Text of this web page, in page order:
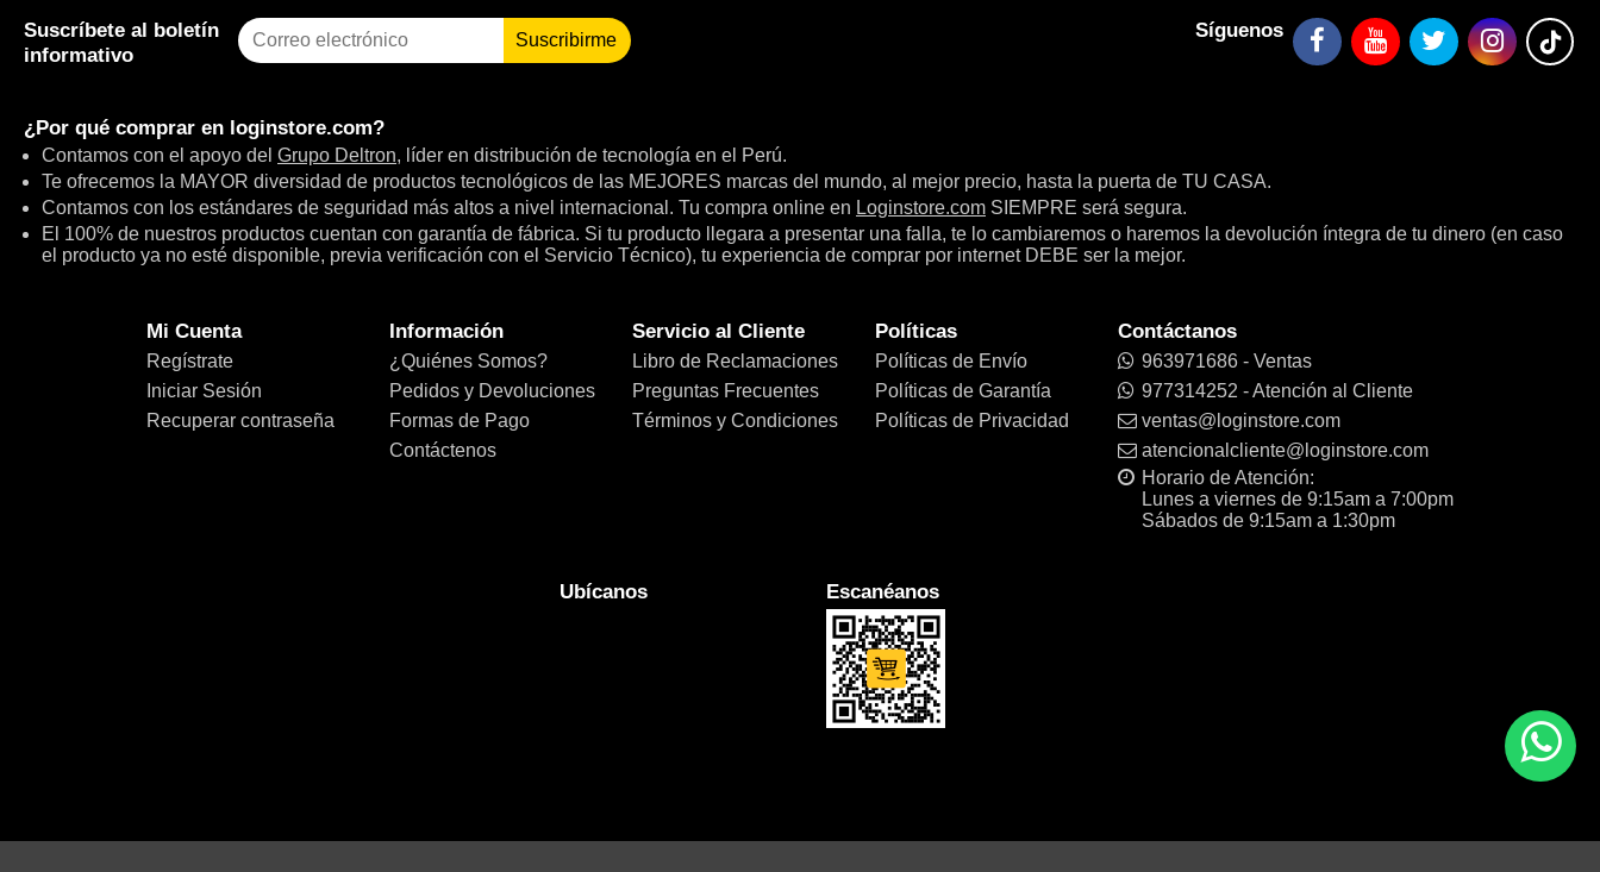
Suscríbete al boletín
informativo
Suscribirme Síguenos
¿Por qué comprar en loginstore.com?
Contamos con el apoyo del Grupo Deltron, líder en distribución de tecnología en el Perú.
Te ofrecemos la MAYOR diversidad de productos tecnológicos de las MEJORES marcas del mundo, al mejor precio, hasta la puerta de TU CASA.
Contamos con los estándares de seguridad más altos a nivel internacional. Tu compra online en Loginstore.com SIEMPRE será segura.
El 100% de nuestros productos cuentan con garantía de fábrica. Si tu producto llegara a presentar una falla, te lo cambiaremos o haremos la devolución íntegra de tu dinero (en caso
el producto ya no esté disponible, previa verificación con el Servicio Técnico), tu experiencia de comprar por internet DEBE ser la mejor.
Mi Cuenta
Regístrate
Iniciar Sesión
Recuperar contraseña
Información
¿Quiénes Somos?
Pedidos y Devoluciones
Formas de Pago
Contáctenos
Servicio al Cliente
Libro de Reclamaciones
Preguntas Frecuentes
Términos y Condiciones
Políticas
Políticas de Envío
Políticas de Garantía
Políticas de Privacidad
Contáctanos
963971686 - Ventas
977314252 - Atención al Cliente
ventas@loginstore.com
atencionalcliente@loginstore.com
Horario de Atención:
Lunes a viernes de 9:15am a 7:00pm
Sábados de 9:15am a 1:30pm
Ubícanos Escanéanos